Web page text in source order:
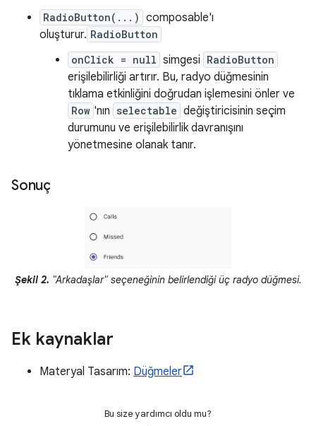
RadioButton(...) composable'ı
oluşturur. RadioButton
onClick = null simgesi RadioButton
erişilebilirliği artırır. Bu, radyo düğmesinin
tıklama etkinliğini doğrudan işlemesini önler ve
Row 'nın selectable değiştiricisinin seçim
durumunu ve erişilebilirlik davranışını
yönetmesine olanak tanır.
Sonuç
Şekil 2. "Arkadaşlar" seçeneğinin belirlendiği üç radyo düğmesi.
Ek kaynaklar
Materyal Tasarım: Düğmeler
Bu size yardımcı oldu mu?